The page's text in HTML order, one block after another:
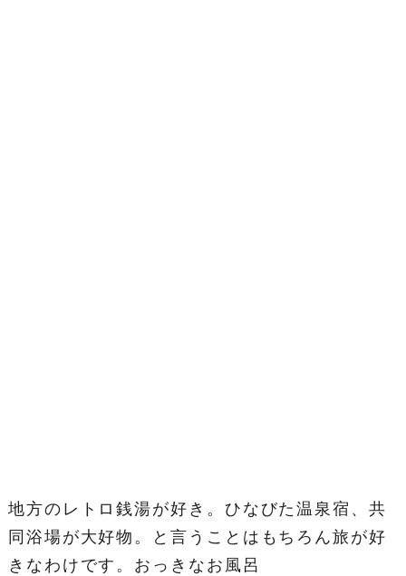
地方のレトロ銭湯が好き。ひなびた温泉宿、共
同浴場が大好物。と言うことはもちろん旅が好
きなわけです。おっきなお風呂